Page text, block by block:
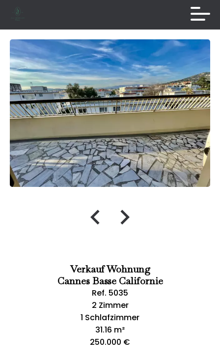
Verkauf Wohnung
Cannes Basse Californie
Ref. 5035
2 Zimmer
1 Schlafzimmer
31.16 m²
250.000 €